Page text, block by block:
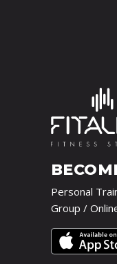
Personal
Group /